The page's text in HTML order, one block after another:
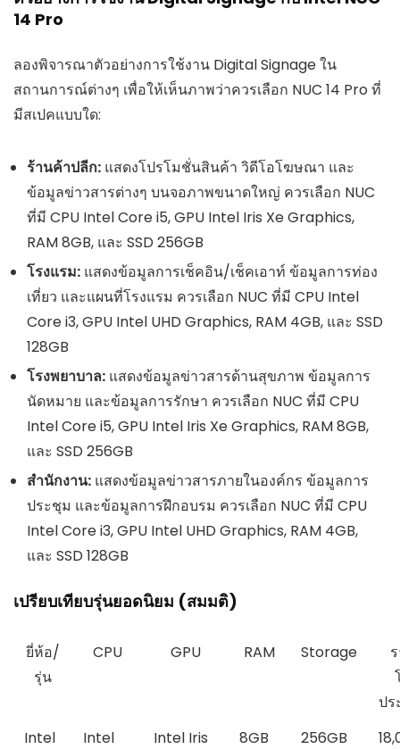
14 Pro
ลองพิจารณาตัวอย่างการใช้งาน Digital Signage ใน
สถานการณ์ต่างๆ เพื่อให้เห็นภาพว่าควรเลือก NUC 14 Pro ที่
มีสเปคแบบใด:
ร้านค้าปลีก: แสดงโปรโมชั่นสินค้า วิดีโอโฆษณา และ
ข้อมูลข่าวสารต่างๆ บนจอภาพขนาดใหญ่ ควรเลือก NUC
ที่มี CPU Intel Core i5, GPU Intel Iris Xe Graphics,
RAM 8GB, และ SSD 256GB
โรงแรม: แสดงข้อมูลการเช็คอิน/เช็คเอาท์ ข้อมูลการท่อง
เที่ยว และแผนที่โรงแรม ควรเลือก NUC ที่มี CPU Intel
Core i3, GPU Intel UHD Graphics, RAM 4GB, และ SSD
128GB
โรงพยาบาล: แสดงข้อมูลข่าวสารด้านสุขภาพ ข้อมูลการ
นัดหมาย และข้อมูลการรักษา ควรเลือก NUC ที่มี CPU
Intel Core i5, GPU Intel Iris Xe Graphics, RAM 8GB,
และ SSD 256GB
สำนักงาน: แสดงข้อมูลข่าวสารภายในองค์กร ข้อมูลการ
ประชุม และข้อมูลการฝึกอบรม ควรเลือก NUC ที่มี CPU
Intel Core i3, GPU Intel UHD Graphics, RAM 4GB,
และ SSD 128GB
เปรียบเทียบรุ่นยอดนิยม (สมมติ)
ยี่ห้อ/
รุ่น
CPU GPU RAM Storage
ป
Intel
Intel
Intel Iris
8GB
256GB